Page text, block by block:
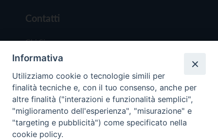
Contatti
Chi Siamo
Redazione
Scrivici
Copyright © 2019 - Tutti i diritti riservati - Vita
Informativa
Utilizziamo cookie o tecnologie simili per
finalità tecniche e, con il tuo consenso, anche per
altre finalità ("interazioni e funzionalità semplici",
"miglioramento dell'esperienza", "misurazione" e
"targeting e pubblicità") come specificato nella
cookie policy.